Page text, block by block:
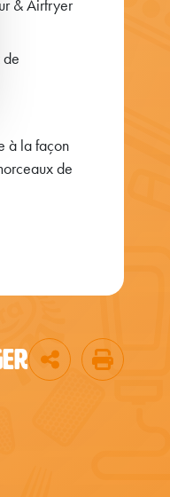
& Airfryer
de
à la façon
de